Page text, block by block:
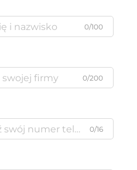
0/100
0/200
0/16